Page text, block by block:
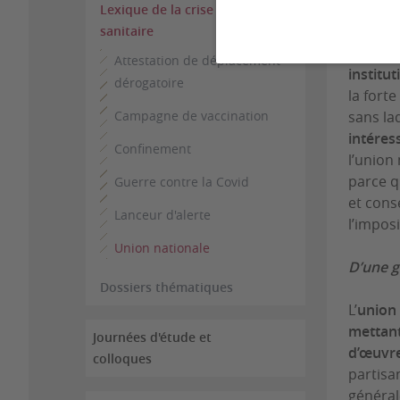
Lexique de la crise
sanitaire
Attestation de déplacement
dérogatoire
Campagne de vaccination
Confinement
Guerre contre la Covid
Lanceur d'alerte
Union nationale
Dossiers thématiques
Journées d'étude et
colloques
la forte
sans
parce
et
D’une
L’